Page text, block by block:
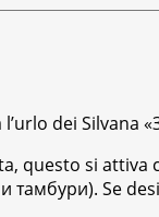
dei Silvana
questo si attiva
и тамбури). Se